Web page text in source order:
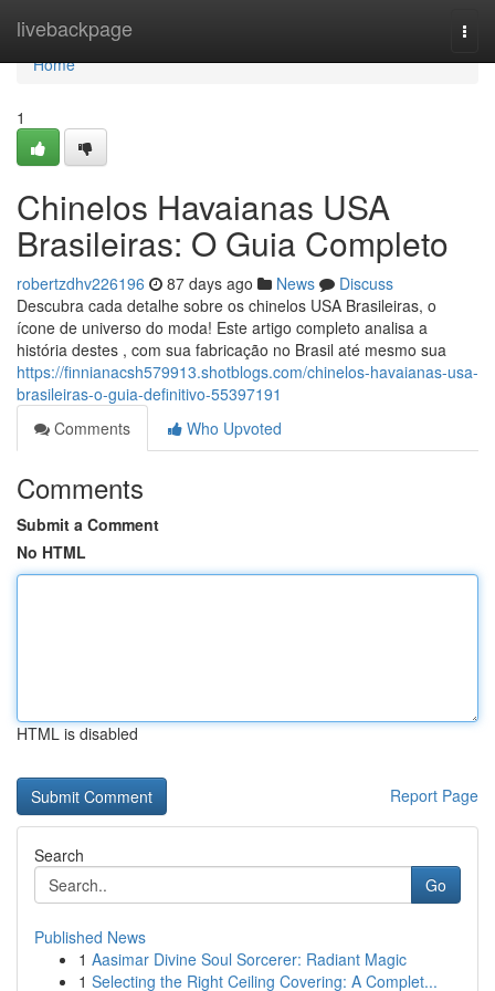
livebackpage
Home
Home
1
Chinelos Havaianas USA
Brasileiras: O Guia Completo
robertzdhv226196 87 days ago News
Discuss
Descubra cada detalhe sobre os chinelos USA Brasileiras, o
ícone de universo do moda! Este artigo completo analisa a
história destes , com sua fabricação no Brasil até mesmo sua
https://finnianacsh579913.shotblogs.com/chinelos-havaianas-usa-
brasileiras-o-guia-definitivo-55397191
Comments
Who Upvoted
Comments
Submit a Comment
No HTML
HTML is disabled
Report Page
Search
Go
Published News
1 Aasimar Divine Soul Sorcerer: Radiant Magic
1 Selecting the Right Ceiling Covering: A Complet...